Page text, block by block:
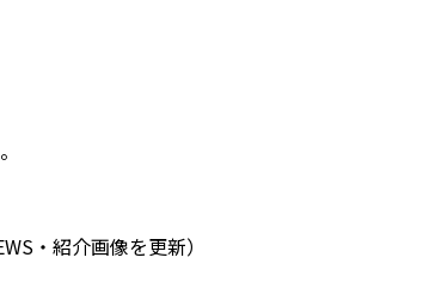
・紹介画像を更新）